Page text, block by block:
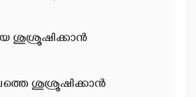
ശുശ്രൂഷിക്കാന്‍
ശുശ്രൂഷിക്കാന്‍